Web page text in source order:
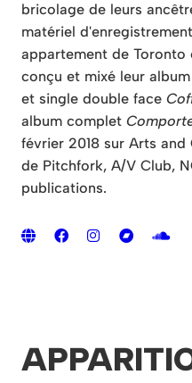
bricolage de leurs
matériel
appartement de
conçu et mixé leur album
et single double face
album complet
février 2018 sur Arts
de Pitchfork, A/V Club,
publications.